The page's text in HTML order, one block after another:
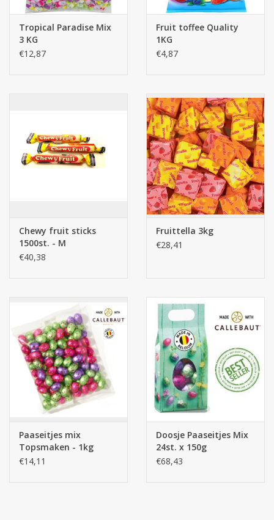
Kassarollen
Cleaning-producten
Koffiemachines
Verpakking
Batterijen
Sinterklaassnoep
Carnavalssnoep
Paasgeschenken
Tropical Paradise Mix
3 KG
€12,87
Fruit toffee Quality
1KG
€4,87
Chewy fruit sticks
1500st. - M
€40,38
Fruittella 3kg
€28,41
Paaseitjes mix
Topsmaken - 1kg
Quality
€14,11
Doosje Paaseitjes Mix
24st. x 150g
€68,43